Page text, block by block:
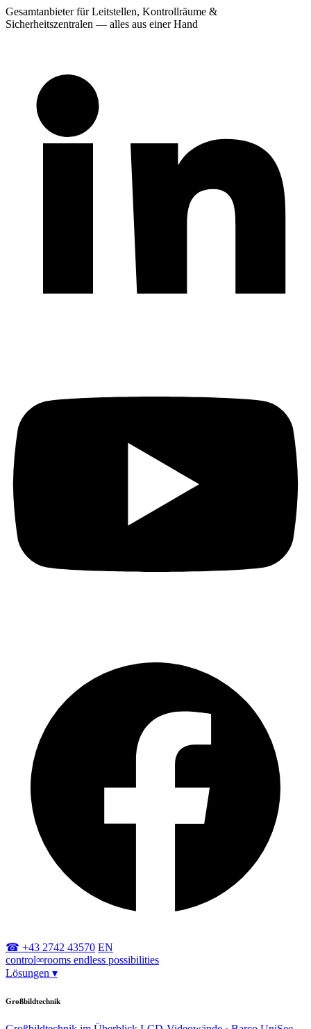
Gesamtanbieter für Leitstellen, Kontrollräume &
Sicherheitszentralen — alles aus einer Hand
☎ +43 2742 43570 EN
control∞rooms endless possibilities
Lösungen ▾
Großbildtechnik